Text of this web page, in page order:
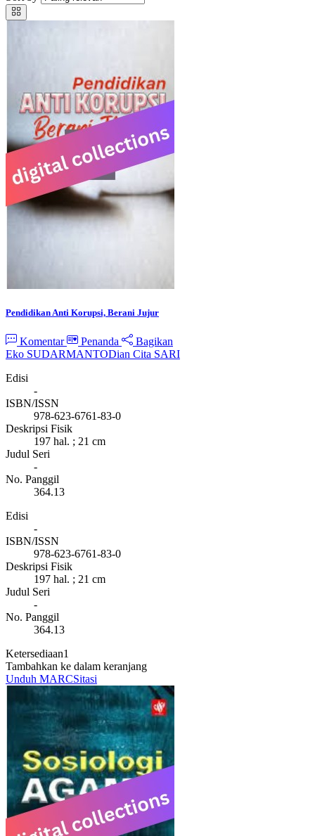
Pendidikan Anti Korupsi, Berani Jujur
Komentar Penanda
Bagikan
Eko SUDARMANTODian Cita SARI
Edisi
-
ISBN/ISSN
978-623-6761-83-0
Deskripsi Fisik
197 hal. ; 21 cm
Judul Seri
-
No. Panggil
364.13
Edisi
-
ISBN/ISSN
978-623-6761-83-0
Deskripsi Fisik
197 hal. ; 21 cm
Judul Seri
-
No. Panggil
364.13
Ketersediaan1
Tambahkan ke dalam keranjang
Unduh MARCSitasi